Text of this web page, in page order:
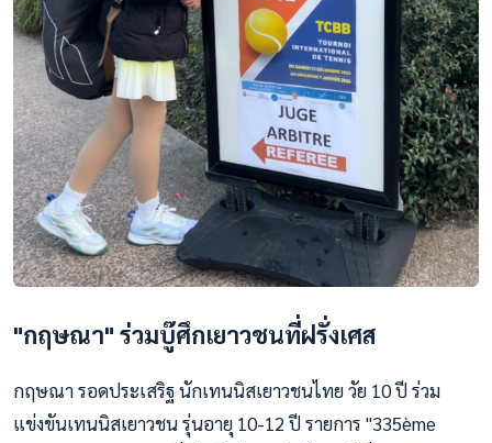
"กฤษณา" ร่วมบู๊ศึกเยาวชนที่ฝรั่งเศส
กฤษณา รอดประเสริฐ นักเทนนิสเยาวชนไทย วัย 10 ปี ร่วม
แข่งขันเทนนิสเยาวชน รุ่นอายุ 10-12 ปี รายการ "335ème